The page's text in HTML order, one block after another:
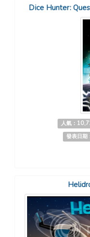
Dice Hunter:
人氣：
發表日